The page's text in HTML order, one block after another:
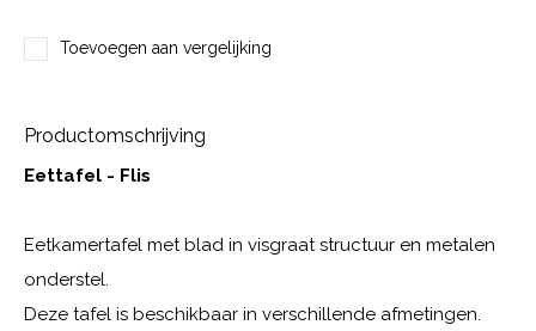
Toevoegen aan vergelijking
Productomschrijving
Eettafel - Flis
Eetkamertafel met blad in visgraat structuur en metalen
onderstel.
Deze tafel is beschikbaar in verschillende afmetingen.